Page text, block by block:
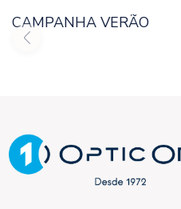
CAMPANHA VERÃO